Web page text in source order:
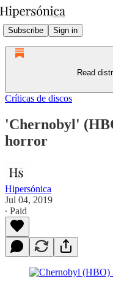
Subscribe Sign in
Read
Críticas de discos
'Chernobyl'
horror
Hipersónica
Jul 04, 2019
∙ Paid